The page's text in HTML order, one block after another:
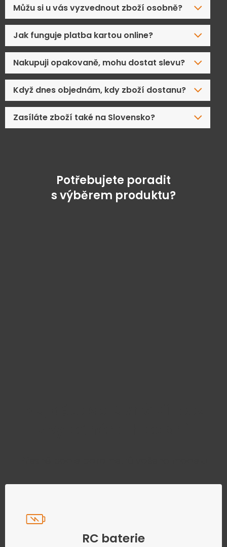
Můžu si u vás vyzvednout zboží osobně?
Jak funguje platba kartou online?
Nakupuji opakovaně, mohu dostat slevu?
Když dnes objednám, kdy zboží dostanu?
Zasíláte zboží také na Slovensko?
Potřebujete poradit
s výběrem produktu?
RC baterie